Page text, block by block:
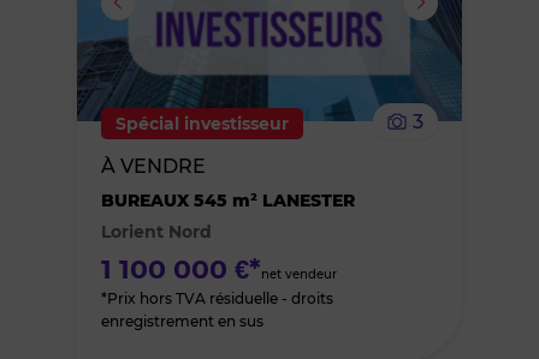
supprimer
Spécial investisseur
3
À VENDRE
BUREAUX 545 m² LANESTER
Lorient Nord
1 100 000 €*net vendeur
*Prix hors TVA résiduelle - droits
enregistrement en sus